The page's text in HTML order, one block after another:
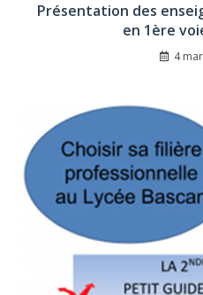
Présentation des
en 1ère
4